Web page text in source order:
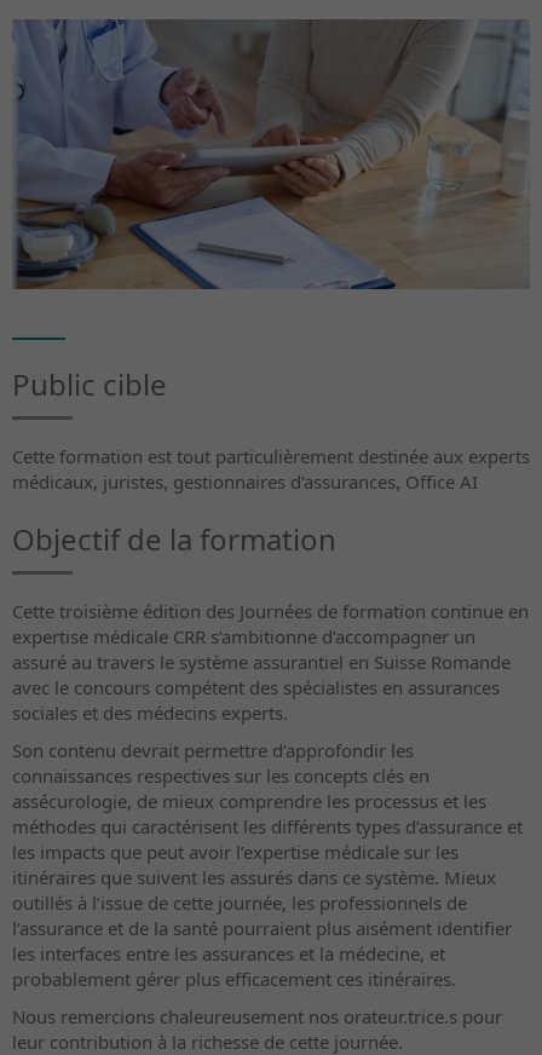
Public cible
Cette formation est tout particulièrement destinée aux experts
médicaux, juristes, gestionnaires d'assurances, Office AI
Objectif de la formation
Cette troisième édition des Journées de formation continue en
expertise médicale CRR s’ambitionne d’accompagner un
assuré au travers le système assurantiel en Suisse Romande
avec le concours compétent des spécialistes en assurances
sociales et des médecins experts.
Son contenu devrait permettre d’approfondir les
connaissances respectives sur les concepts clés en
assécurologie, de mieux comprendre les processus et les
méthodes qui caractérisent les différents types d’assurance et
les impacts que peut avoir l’expertise médicale sur les
itinéraires que suivent les assurés dans ce système. Mieux
outillés à l’issue de cette journée, les professionnels de
l’assurance et de la santé pourraient plus aisément identifier
les interfaces entre les assurances et la médecine, et
probablement gérer plus efficacement ces itinéraires.
Nous remercions chaleureusement nos orateur.trice.s pour
leur contribution à la richesse de cette journée.